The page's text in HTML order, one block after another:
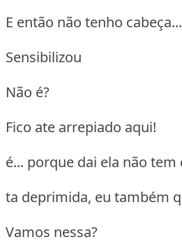
E então não tenho cabeça...
Sensibilizou
Não é?
Fico ate arrepiado aqui!
é... porque dai ela não
ta deprimida, eu também
Vamos nessa?